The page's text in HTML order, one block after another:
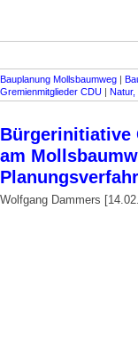
Bauplanung Mollsbaumweg |
Gremienmitglieder CDU | Natur,
Bürgerinitiative
am
Wolfgang Dammers